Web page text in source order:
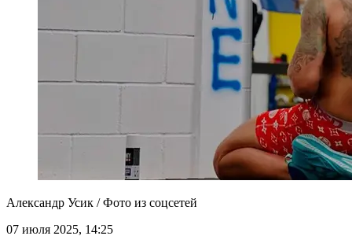
Александр Усик / Фото из соцсетей
07 июля 2025, 14:25